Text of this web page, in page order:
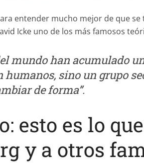
entender mucho mejor de que
Icke uno de los más famosos
mundo han acumulado
humanos, sino un grupo
de forma”.
esto es lo
y a otros